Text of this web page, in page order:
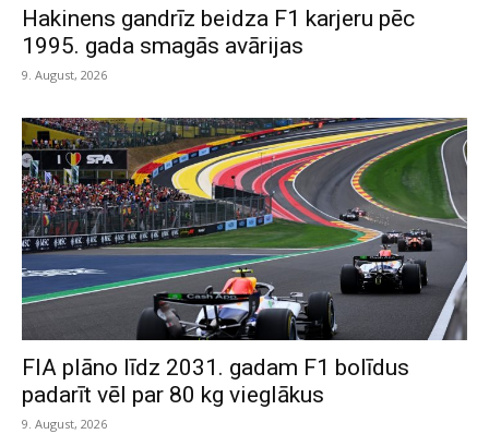
Hakinens gandrīz beidza F1 karjeru pēc
1995. gada smagās avārijas
9. August, 2026
FIA plāno līdz 2031. gadam F1 bolīdus
padarīt vēl par 80 kg vieglākus
9. August, 2026